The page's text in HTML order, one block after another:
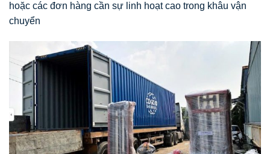
hoặc các đơn hàng cần sự linh hoạt cao trong khâu vận
chuyển